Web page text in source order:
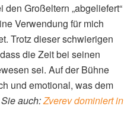
Großeltern „abgeliefert“
Verwendung für mich
Trotz dieser schwierigen
die Zeit bei seinen
sei. Auf der Bühne
und emotional, was dem
auch:Zverev dominiert in